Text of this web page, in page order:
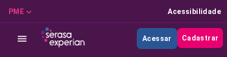
PME Acessibilidade
Acessar Cadastrar